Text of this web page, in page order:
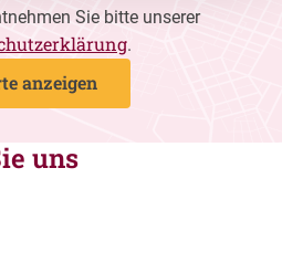
Sie bitte unserer
.
anzeigen
uns